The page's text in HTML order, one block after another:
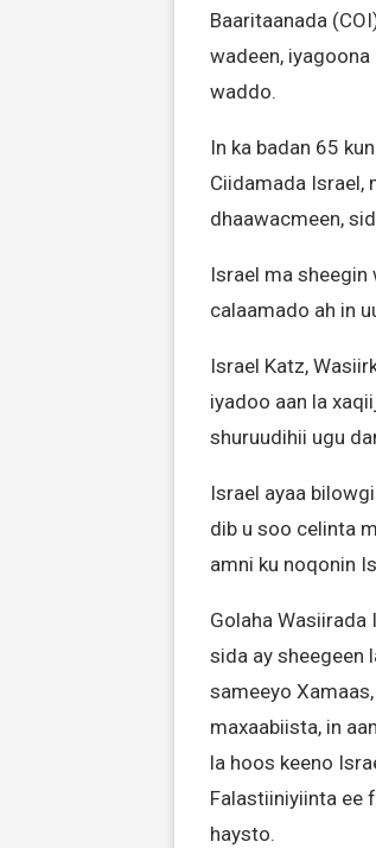
Baaritaanada
wadeen, iyagoona
waddo.
In ka badan 65
Ciidamada Israel,
dhaawacmeen,
Israel ma
calaamado ah in
Israel Katz,
iyadoo aan la
shuruudihii ugu
Israel ayaa
dib u soo celinta
amni ku noqonin
Golaha Wasiirada
sida ay sheegeen
sameeyo
maxaabiista, in
la hoos keeno
Falastiiniyiinta ee
haysto.